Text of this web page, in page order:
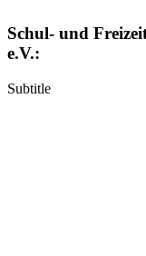
Schul- und
e.V.:
Subtitle